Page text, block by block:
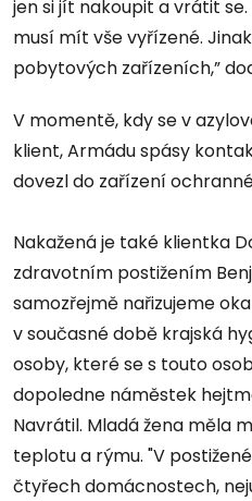
jen si jít nakoupit a vrátit
musí mít vše vyřízené.
pobytových zařízeních,”
V momentě, kdy se v
klient, Armádu spásy
dovezl do zařízení
Nakažená je také klientka
zdravotním postižením
samozřejmě nařizujeme
v současné době krajská
osoby, které se s touto
dopoledne náměstek
Navrátil. Mladá žena měla
teplotu a rýmu. "V
čtyřech domácnostech,